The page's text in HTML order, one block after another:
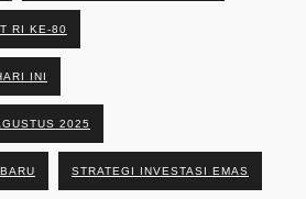
RI KE-80
INI
2025
STRATEGI INVESTASI EMAS